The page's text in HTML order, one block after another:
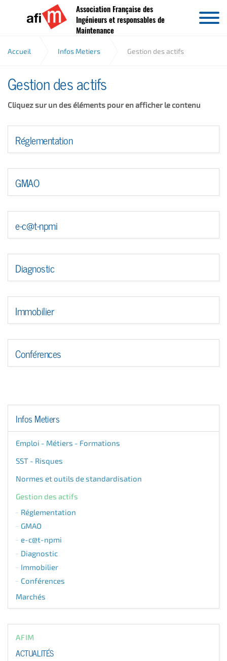
Aller au contenu
Association Française des
Ingénieurs et responsables de
Maintenance
Accueil Infos Metiers Gestion des actifs
Gestion des actifs
Cliquez sur un des éléments pour en afficher le contenu
Réglementation
GMAO
e-c@t-npmi
Diagnostic
Immobilier
Conférences
Infos Metiers
Emploi - Métiers - Formations
SST - Risques
Normes et outils de standardisation
Gestion des actifs
Réglementation
GMAO
e-c@t-npmi
Diagnostic
Immobilier
Conférences
Marchés
AFIM
ACTUALITÉS